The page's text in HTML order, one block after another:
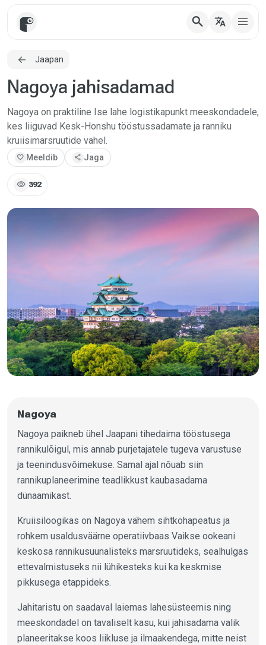
search translate
Jaapan
Nagoya jahisadamad
Nagoya on praktiline Ise lahe logistikapunkt meeskondadele,
kes liiguvad Kesk-Honshu tööstussadamate ja ranniku
kruiisimarsruutide vahel.
favorite Meeldib share Jaga
visibility 392
Nagoya
Nagoya paikneb ühel Jaapani tihedaima tööstusega
rannikulõigul, mis annab purjetajatele tugeva varustuse
ja teenindusvõimekuse. Samal ajal nõuab siin
rannikuplaneerimine teadlikkust kaubasadama
dünaamikast.
Kruiisiloogikas on Nagoya vähem sihtkohapeatus ja
rohkem usaldusväärne operatiivbaas Vaikse ookeani
keskosa rannikusuunalisteks marsruutideks, sealhulgas
ettevalmistuseks nii lühikesteks kui ka keskmise
pikkusega etappideks.
Jahitaristu on saadaval laiemas lahesüsteemis ning
meeskondadel on tavaliselt kasu, kui jahisadama valik
planeeritakse koos liikluse ja ilmaakendega, mitte neist